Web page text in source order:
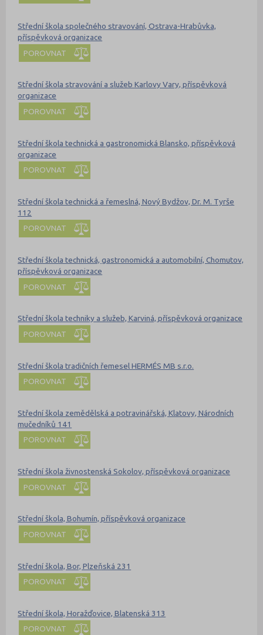
Střední škola společného stravování, Ostrava-Hrabůvka,
příspěvková organizace
POROVNAT
Střední škola stravování a služeb Karlovy Vary, příspěvková
organizace
POROVNAT
Střední škola technická a gastronomická Blansko, příspěvková
organizace
POROVNAT
Střední škola technická a řemeslná, Nový Bydžov, Dr. M. Tyrše
112
POROVNAT
Střední škola technická, gastronomická a automobilní, Chomutov,
příspěvková organizace
POROVNAT
Střední škola techniky a služeb, Karviná, příspěvková organizace
POROVNAT
Střední škola tradičních řemesel HERMÉS MB s.r.o.
POROVNAT
Střední škola zemědělská a potravinářská, Klatovy, Národních
mučedníků 141
POROVNAT
Střední škola živnostenská Sokolov, příspěvková organizace
POROVNAT
Střední škola, Bohumín, příspěvková organizace
POROVNAT
Střední škola, Bor, Plzeňská 231
POROVNAT
Střední škola, Horažďovice, Blatenská 313
POROVNAT